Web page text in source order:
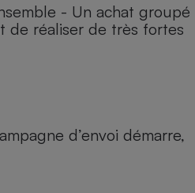
- Un achat groupé
de réaliser de très fortes
d’envoi démarre,